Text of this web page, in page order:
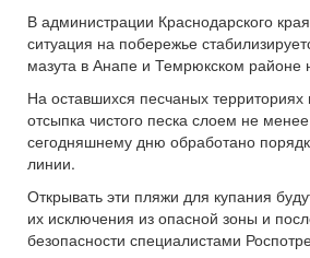
В администрации Краснодарского
ситуация на побережье
мазута в Анапе и Темрюкском районе
На оставшихся песчаных территориях
отсыпка чистого песка слоем не
сегодняшнему дню обработано
линии.
Открывать эти пляжи для купания
их исключения из опасной зоны и
безопасности специалистами